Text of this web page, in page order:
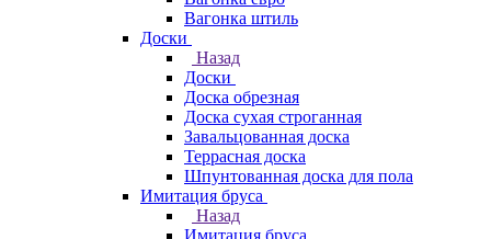
Вагонка штиль
Доски
Назад
Доски
Доска обрезная
Доска сухая строганная
Завальцованная доска
Террасная доска
Шпунтованная доска для пола
Имитация бруса
Назад
Имитация бруса